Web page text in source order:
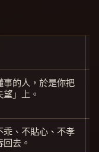
事的人，於是你把
」上。
乖、不貼心、不孝
去。